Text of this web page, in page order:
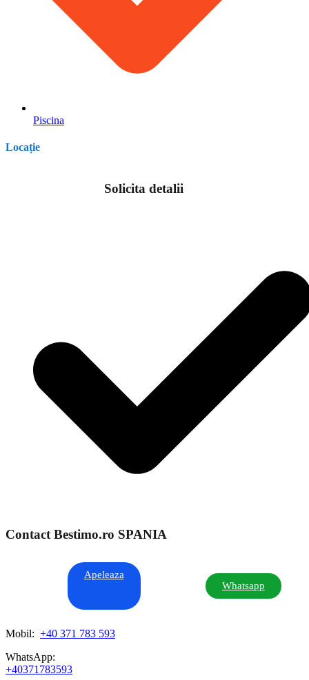
Piscina
Locație
Solicita detalii
Contact Bestimo.ro SPANIA
Apeleaza
Whatsapp
Mobil: +40 371 783 593
WhatsApp:
+40371783593